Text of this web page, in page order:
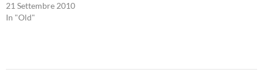
21 Settembre 2010
In "Old"